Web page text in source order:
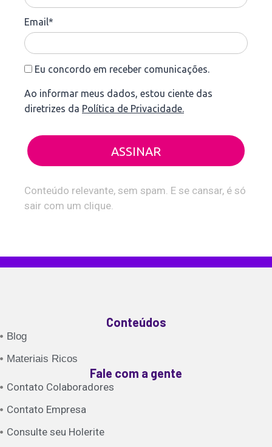
Email*
Eu concordo em receber comunicações.
Ao informar meus dados, estou ciente das
diretrizes da Política de Privacidade.
ASSINAR
Conteúdo relevante, sem spam. E se cansar, é só
sair com um clique.
Conteúdos
Blog
Materiais Ricos
Fale com a gente
Contato Colaboradores
Contato Empresa
Consulte seu Holerite